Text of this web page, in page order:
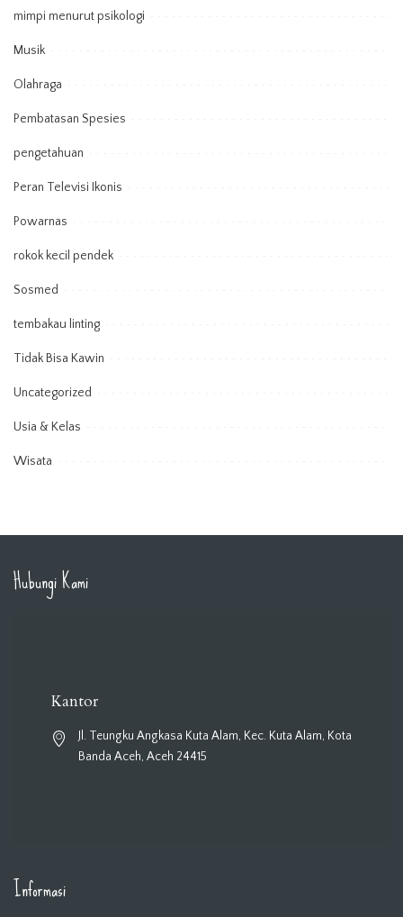
mimpi menurut psikologi
Musik
Olahraga
Pembatasan Spesies
pengetahuan
Peran Televisi Ikonis
Powarnas
rokok kecil pendek
Sosmed
tembakau linting
Tidak Bisa Kawin
Uncategorized
Usia & Kelas
Wisata
Hubungi Kami
Kantor
Jl. Teungku Angkasa Kuta Alam, Kec. Kuta Alam, Kota
Banda Aceh, Aceh 24415
Informasi